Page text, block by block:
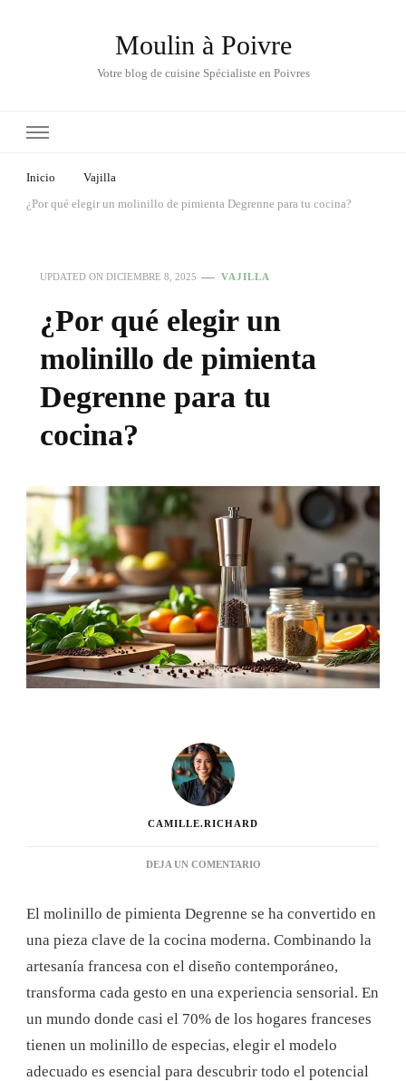
Moulin à Poivre
Votre blog de cuisine Spécialiste en Poivres
Inicio
Vajilla
¿Por qué elegir un molinillo de pimienta Degrenne para tu cocina?
UPDATED ON DICIEMBRE 8, 2025 VAJILLA
¿Por qué elegir un
molinillo de pimienta
Degrenne para tu
cocina?
CAMILLE.RICHARD
DEJA UN COMENTARIOEN
ELEGIR
DE
DEGRENNE
PARA
COCINA?
El molinillo de pimienta Degrenne se ha convertido en
una pieza clave de la cocina moderna. Combinando la
artesanía francesa con el diseño contemporáneo,
transforma cada gesto en una experiencia sensorial. En
un mundo donde casi el 70% de los hogares franceses
tienen un molinillo de especias, elegir el modelo
adecuado es esencial para descubrir todo el potencial